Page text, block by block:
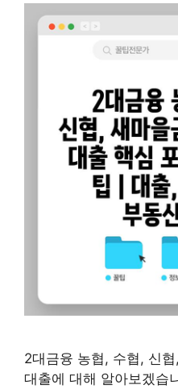
2대금융 농협, 수협, 신
대출에 대해 알아보겠습